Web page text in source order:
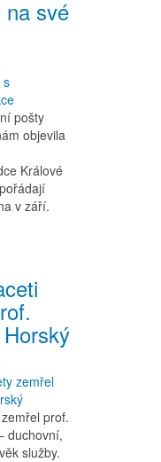
na své
pošty
objevila
Králové
v září.
prof.
duchovní,
služby.